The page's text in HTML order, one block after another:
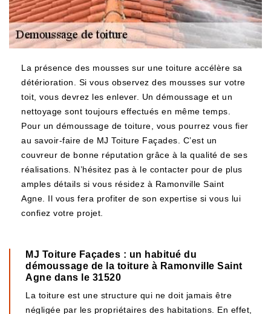
La présence des mousses sur une toiture accélère sa
détérioration. Si vous observez des mousses sur votre
toit, vous devrez les enlever. Un démoussage et un
nettoyage sont toujours effectués en même temps.
Pour un démoussage de toiture, vous pourrez vous fier
au savoir-faire de MJ Toiture Façades. C’est un
couvreur de bonne réputation grâce à la qualité de ses
réalisations. N’hésitez pas à le contacter pour de plus
amples détails si vous résidez à Ramonville Saint
Agne. Il vous fera profiter de son expertise si vous lui
confiez votre projet.
MJ Toiture Façades : un habitué du
démoussage de la toiture à Ramonville Saint
Agne dans le 31520
La toiture est une structure qui ne doit jamais être
négligée par les propriétaires des habitations. En effet,